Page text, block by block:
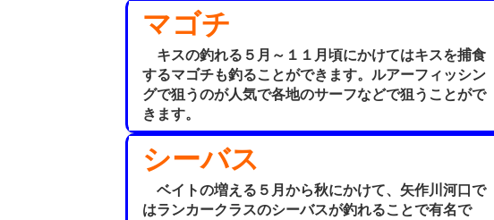
マゴチ
キスの釣れる５月～１１月頃にかけてはキスを捕食
するマゴチも釣ることができます。ルアーフィッシン
グで狙うのが人気で各地のサーフなどで狙うことがで
きます。
シーバス
ベイトの増える５月から秋にかけて、矢作川河口で
はランカークラスのシーバスが釣れることで有名で